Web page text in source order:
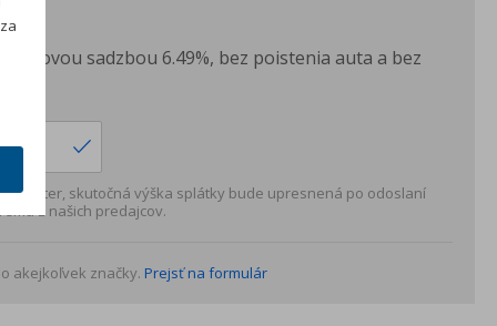
sadzbou 6.49%, bez poistenia auta a bez
skutočná výška splátky bude upresnená po odoslaní
z našich predajcov.
akejkoľvek značky. Prejsť na formulár